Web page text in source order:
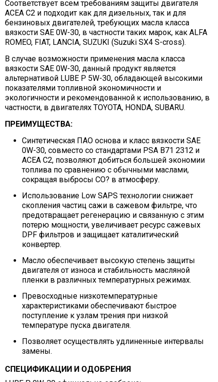
Соответствует всем требованиям защиты двигателя
ACEA C2 и подходит как для дизельных, так и для
бензиновых двигателей, требующих масла класса
вязкости SAE 0W-30, в частности таких марок, как ALFA
ROMEO, FIAT, LANCIA, SUZUKI (Suzuki SX4 S-cross).
В случае возможности применения масла класса
вязкости SAE 0W-30, данный продукт является
альтернативой LUBE P 5W-30, обладающей высокими
показателями топливной экономичности и
экологичности и рекомендованной к использованию, в
частности, в двигателях TOYOTA, HONDA, SUBARU.
ПРЕИМУЩЕСТВА:
Синтетическая ПАО основа и класс вязкости SAE
0W-30, совместо со стандартами PSA B71 2312 и
ACEA C2, позволяют добиться большей экономии
топлива по сравнению с обычными маслами,
сокращая выбросы CO? в атмосферу.
Использование Low SAPS технологии снижает
скопления частиц сажи в сажевом фильтре, что
предотвращает регенерацию и связанную с этим
потерю мощности, увеличивает ресурс сажевых
DPF фильтров и защищает каталитический
конвертер.
Масло обеспечивает высокую степень защиты
двигателя от износа и стабильность масляной
пленки в различных температурных режимах.
Превосходные низкотемпературные
характеристиками обеспечивают быстрое
поступление к узлам трения при низкой
температуре пуска двигателя.
Позволяет осуществлять удлиненные интервалы
замены.
СПЕЦИФИКАЦИИ И ОДОБРЕНИЯ